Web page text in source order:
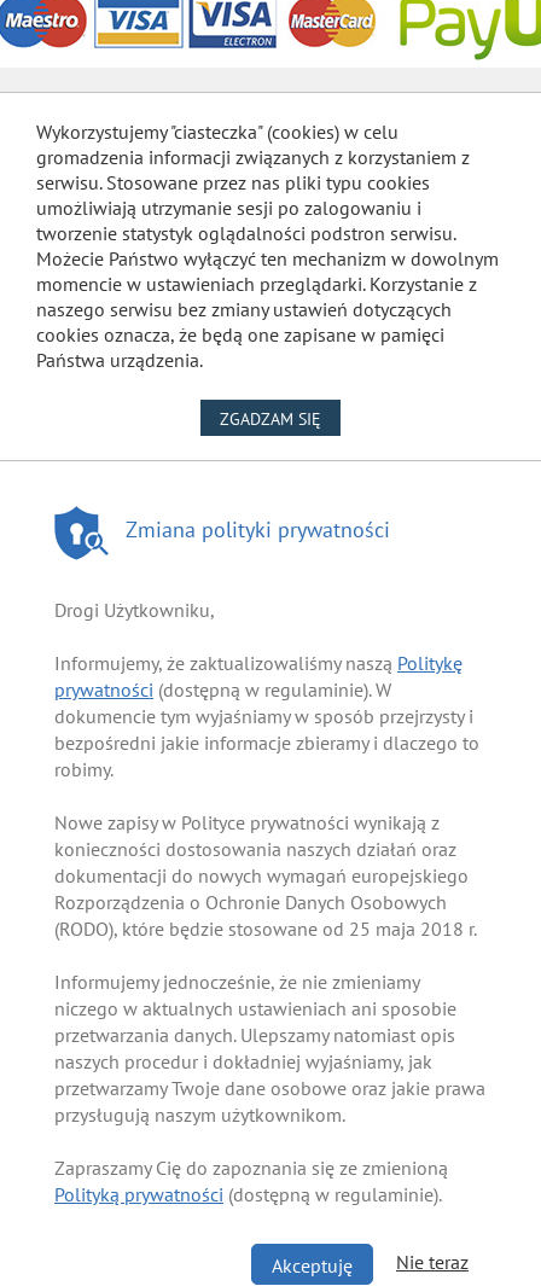
Wykorzystujemy "ciasteczka" (cookies) w celu
gromadzenia informacji związanych z korzystaniem z
serwisu. Stosowane przez nas pliki typu cookies
umożliwiają utrzymanie sesji po zalogowaniu i
tworzenie statystyk oglądalności podstron serwisu.
Możecie Państwo wyłączyć ten mechanizm w dowolnym
momencie w ustawieniach przeglądarki. Korzystanie z
naszego serwisu bez zmiany ustawień dotyczących
cookies oznacza, że będą one zapisane w pamięci
Państwa urządzenia.
ZGADZAM SIĘ
Zmiana polityki prywatności
Drogi Użytkowniku,
Informujemy, że zaktualizowaliśmy naszą Politykę
prywatności (dostępną w regulaminie). W
dokumencie tym wyjaśniamy w sposób przejrzysty i
bezpośredni jakie informacje zbieramy i dlaczego to
robimy.
Nowe zapisy w Polityce prywatności wynikają z
konieczności dostosowania naszych działań oraz
dokumentacji do nowych wymagań europejskiego
Rozporządzenia o Ochronie Danych Osobowych
(RODO), które będzie stosowane od 25 maja 2018 r.
Informujemy jednocześnie, że nie zmieniamy
niczego w aktualnych ustawieniach ani sposobie
przetwarzania danych. Ulepszamy natomiast opis
naszych procedur i dokładniej wyjaśniamy, jak
przetwarzamy Twoje dane osobowe oraz jakie prawa
przysługują naszym użytkownikom.
Zapraszamy Cię do zapoznania się ze zmienioną
Polityką prywatności (dostępną w regulaminie).
Akceptuję Nie teraz